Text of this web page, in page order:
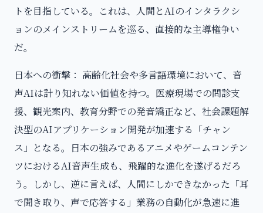
トを目指している。これは、人間とAIのインタラクシ
ョンのメインストリームを巡る、直接的な主導権争い
だ。
日本への衝撃： 高齢化社会や多言語環境において、音
声AIは計り知れない価値を持つ。医療現場での問診支
援、観光案内、教育分野での発音矯正など、社会課題解
決型のAIアプリケーション開発が加速する「チャン
ス」となる。日本の強みであるアニメやゲームコンテン
ツにおけるAI音声生成も、飛躍的な進化を遂げるだろ
う。しかし、逆に言えば、人間にしかできなかった「耳
で聞き取り、声で応答する」業務の自動化が急速に進